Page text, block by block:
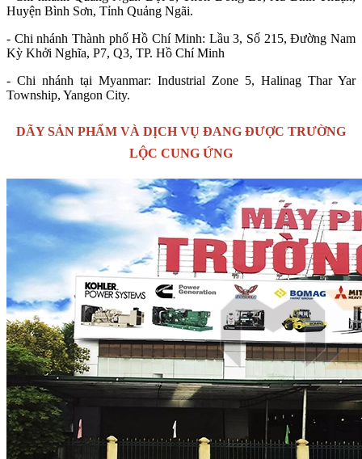
Huyện Bình Sơn, Tỉnh Quảng Ngãi.
- Chi nhánh Thành phố Hồ Chí Minh: Lầu 3, Số 215, Đường Nam
Kỳ Khởi Nghĩa, P7, Q3, TP. Hồ Chí Minh
- Chi nhánh tại Myanmar: Industrial Zone 5, Halinag Thar Yar
Township, Yangon City.
DÃY SẢN PHẨM VÀ DỊCH VỤ ĐANG ĐƯỢC TRƯỜNG
LỘC CUNG ỨNG